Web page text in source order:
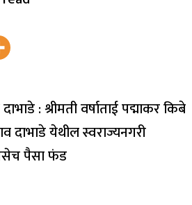
: श्रीमती वर्षाताई पद्माकर किबे
दाभाडे येथील स्वराज्यनगरी
पैसा फंड